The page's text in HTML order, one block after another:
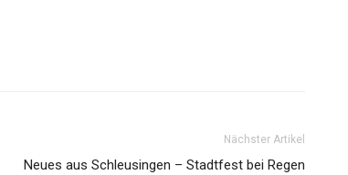
Nächster Artikel
Neues aus Schleusingen – Stadtfest bei Regen